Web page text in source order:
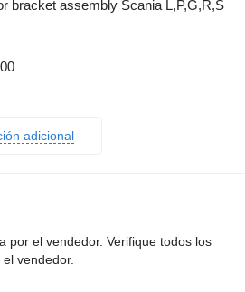
bracket assembly Scania L,P,G,R,S
adicional
por el vendedor. Verifique todos los
vendedor.